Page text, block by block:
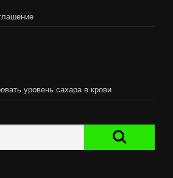
уровень сахара в крови